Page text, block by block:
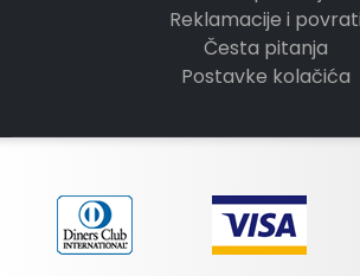
Reklamacije i povrati
Česta pitanja
Postavke kolačića